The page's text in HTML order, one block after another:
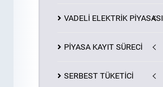
VADELİ ELEKTRİK PİYASASI
PİYASAKAYIT SÜRECİ
SERBEST TÜKETİCİ